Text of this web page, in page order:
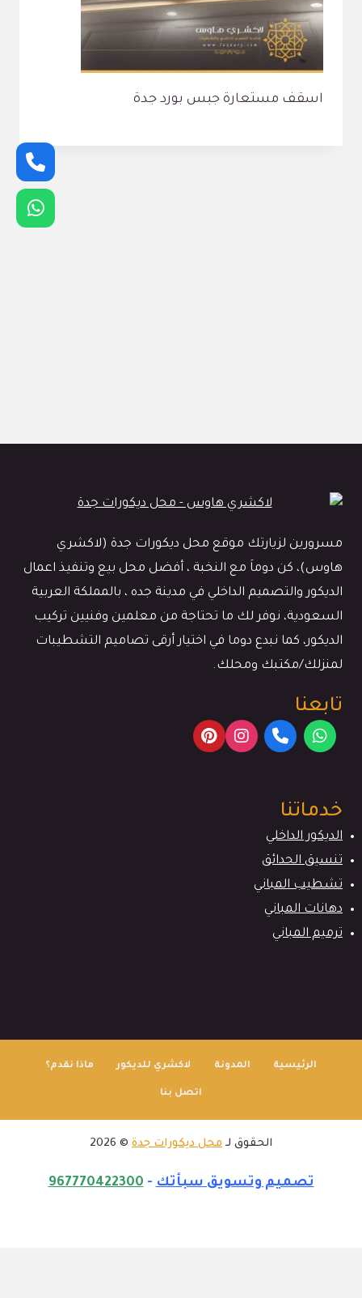
اسقف مستعارة جبس بورد جدة
مسرورين لزيارتك موقع محل ديكورات جدة (لاكشري
هاوس)، كن دوماَ مع النخبة ، أفضل محل بيع وتنفيذ اعمال
الديكور والتصميم الداخلي في مدينة جده ، بالمملكة العربية
السعودية، نوفر لك ما تحتاجة من معلمين وفنيين تركيب
الديكور، كما نبدع دوما في اختيار أرقى تصاميم التشطيبات
لمنزلك/مكتبك ومحلك.
تابعنا
خدماتنا
الديكور الداخلي
تنسيق الحدائق
تشطيب المباني
دهانات المباني
ترميم المباني
الرئيسية المدونة لاكشري للديكور ماذا نقدم؟
اتصل بنا
الحقوق لـ محل ديكورات جدة © 2026
تصميم وتسويق سبأتك-
967770422300